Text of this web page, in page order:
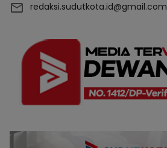
redaksi.sudutkota.id@gmail.com